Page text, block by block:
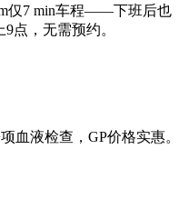
仅7 min车程——下班后也
点，无需预约。
血液检查，GP价格实惠。